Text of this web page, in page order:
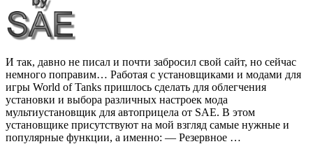
И так, давно не писал и почти забросил свой сайт, но сейчас
немного поправим… Работая с установщиками и модами для
игры World of Tanks пришлось сделать для облегчения
установки и выбора различных настроек мода
мультиустановщик для автоприцела от SAE. В этом
установщике присутствуют на мой взгляд самые нужные и
популярные функции, а именно: — Резервное …